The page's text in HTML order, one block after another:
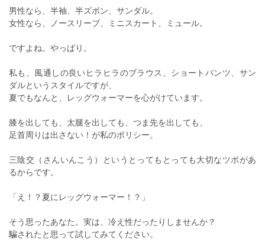
男性なら、半袖、半ズボン、サンダル。
女性なら、ノースリーブ、ミニスカート、ミュール。
ですよね。やっぱり。
私も、風通しの良いヒラヒラのブラウス、ショートパンツ、サン
ダルというスタイルですが、
夏でもなんと、レッグウォーマーを心がけています。
膝を出しても、太腿を出しても、つま先を出しても、
足首周りは出さない！が私のポリシー。
三陰交（さんいんこう）というとってもとっても大切なツボがあ
るからです。
「え！？夏にレッグウォーマー！？」
そう思ったあなた。実は、冷え性だったりしませんか？
騙されたと思って試してみてください。